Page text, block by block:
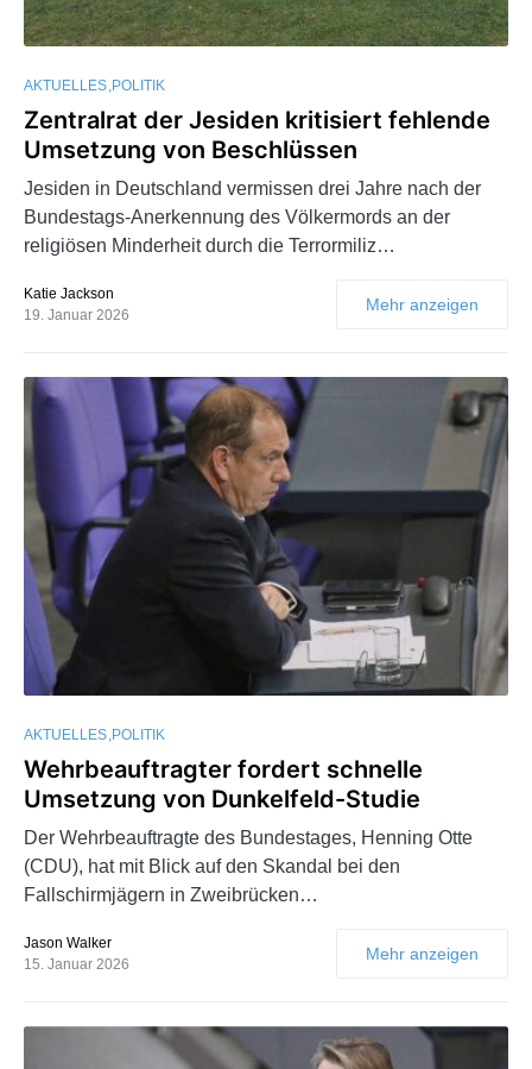
AKTUELLES POLITIK
Zentralrat der Jesiden kritisiert fehlende
Umsetzung von Beschlüssen
Jesiden in Deutschland vermissen drei Jahre nach der
Bundestags-Anerkennung des Völkermords an der
religiösen Minderheit durch die Terrormiliz…
Katie Jackson
19. Januar 2026
Mehr anzeigen
AKTUELLES POLITIK
Wehrbeauftragter fordert schnelle
Umsetzung von Dunkelfeld-Studie
Der Wehrbeauftragte des Bundestages, Henning Otte
(CDU), hat mit Blick auf den Skandal bei den
Fallschirmjägern in Zweibrücken…
Jason Walker
15. Januar 2026
Mehr anzeigen